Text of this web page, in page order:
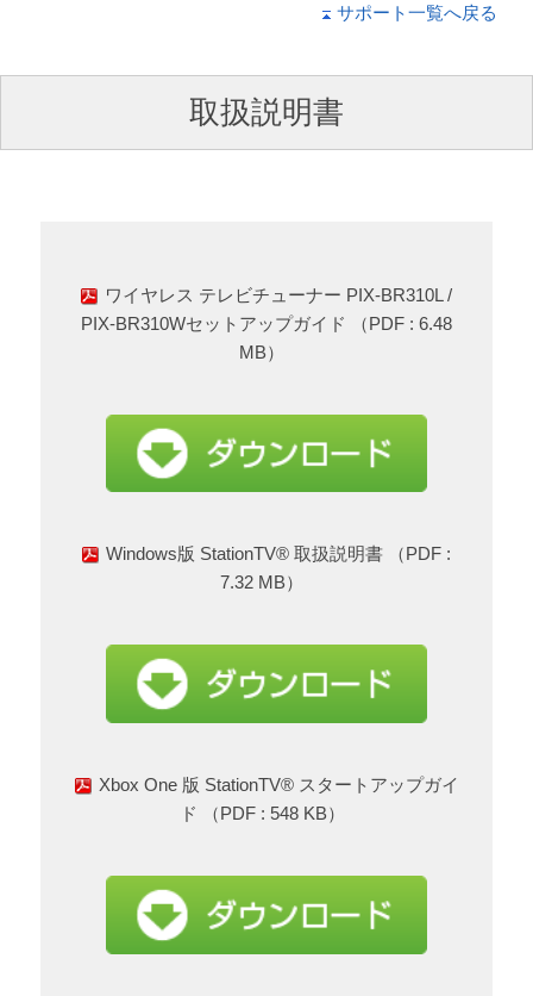
1080i／60fpsの映像出力に対応しました。
を切り換えられるようにしました。
番組情報を取得しても番組表に反映されない場合が
あったのを修正しました。
サポート一覧へ戻る
取扱説明書
ワイヤレス テレビチューナー PIX-BR310L /
PIX-BR310Wセットアップガイド （PDF : 6.48
MB）
Windows版 StationTV® 取扱説明書 （PDF :
7.32 MB）
Xbox One 版 StationTV® スタートアップガイ
ド （PDF : 548 KB）